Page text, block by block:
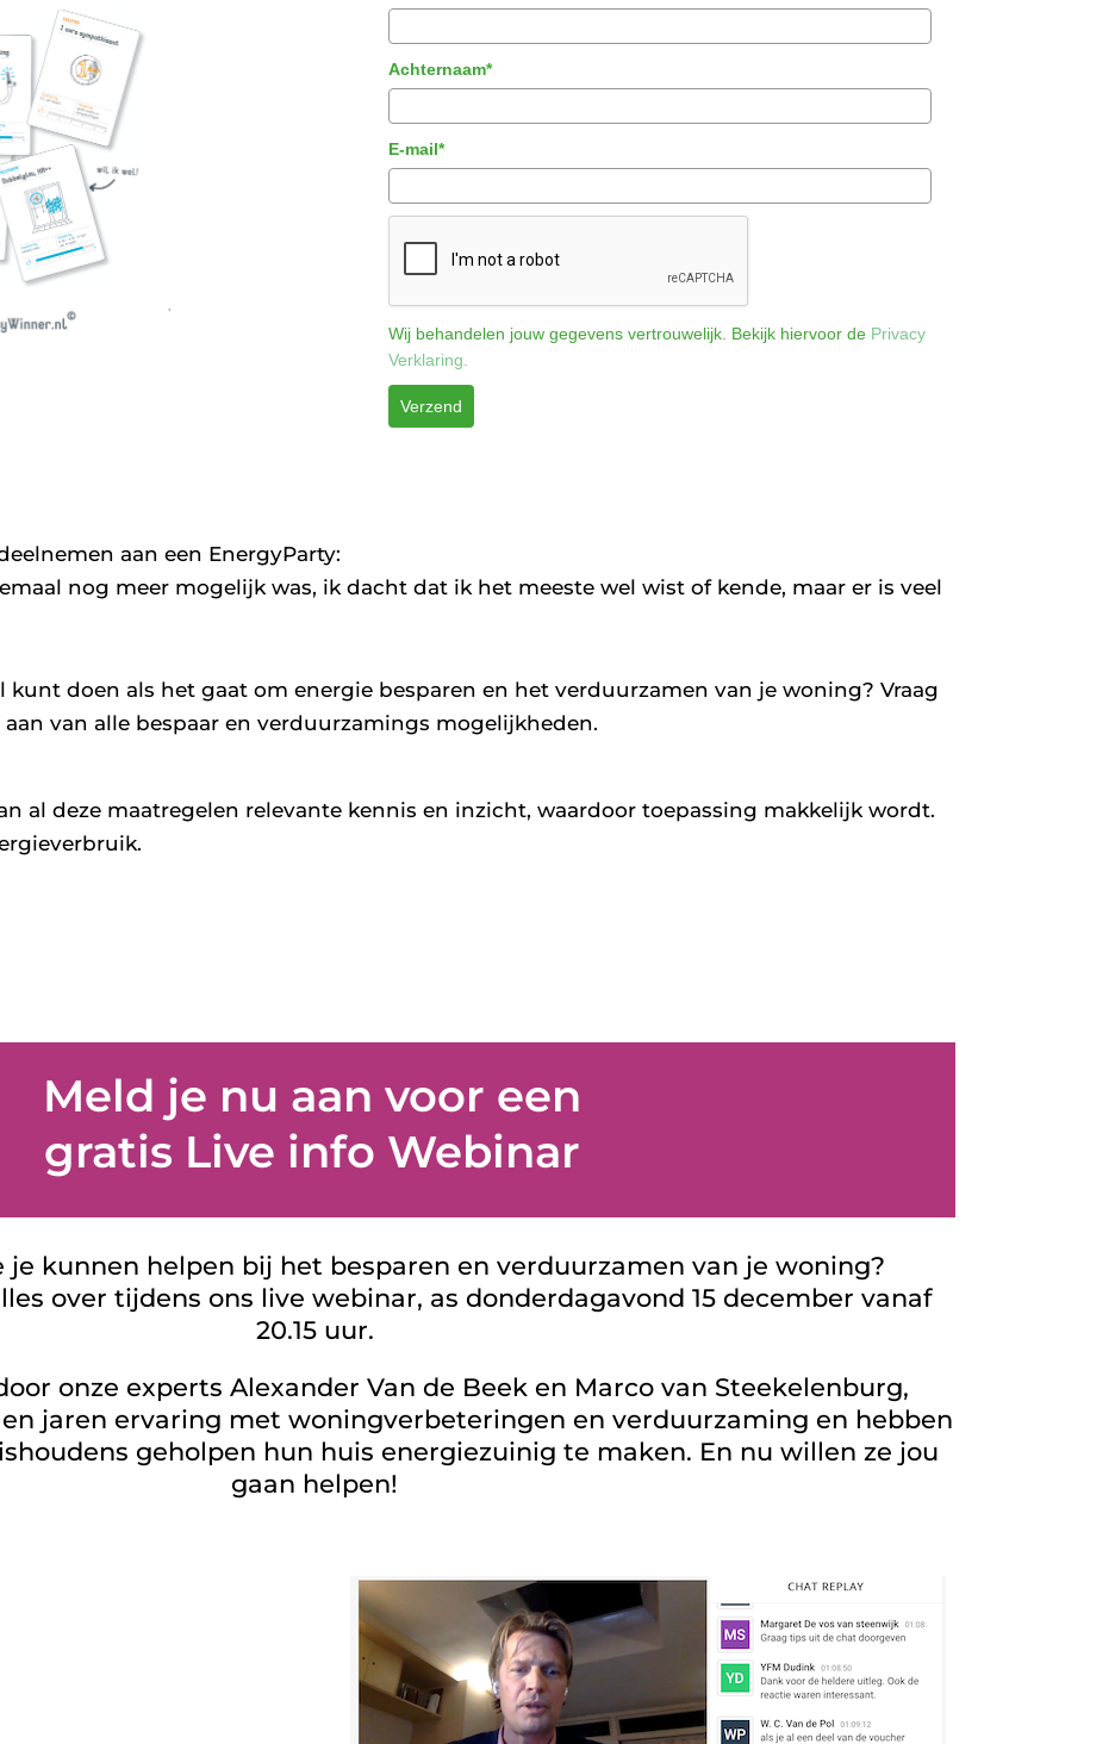
Achternaam*
E-mail*
Wij behandelen jouw gegevens vertrouwelijk. Bekijk hiervoor de Privacy
Verklaring.
Verzend
aan een EnergyParty:
nog meer mogelijk was, ik dacht dat ik het meeste wel wist of kende, maar er is veel
doen als het gaat om energie besparen en het verduurzamen van je woning? Vraag
van alle bespaar en verduurzamings mogelijkheden.
al deze maatregelen relevante kennis en inzicht, waardoor toepassing makkelijk wordt.
Meld je nu aan voor een
gratis Live info Webinar
kunnen helpen bij het besparen en verduurzamen van je woning?
over tijdens ons live webinar, as donderdagavond 15 december vanaf
20.15 uur.
onze experts Alexander Van de Beek en Marco van Steekelenburg,
jaren ervaring met woningverbeteringen en verduurzaming en hebben
geholpen hun huis energiezuinig te maken. En nu willen ze jou
gaan helpen!